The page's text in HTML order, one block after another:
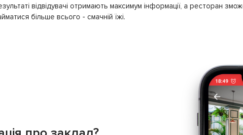
відвідувачі отримають максимум інформації, а ресторан
більше всього - смачній їжі.